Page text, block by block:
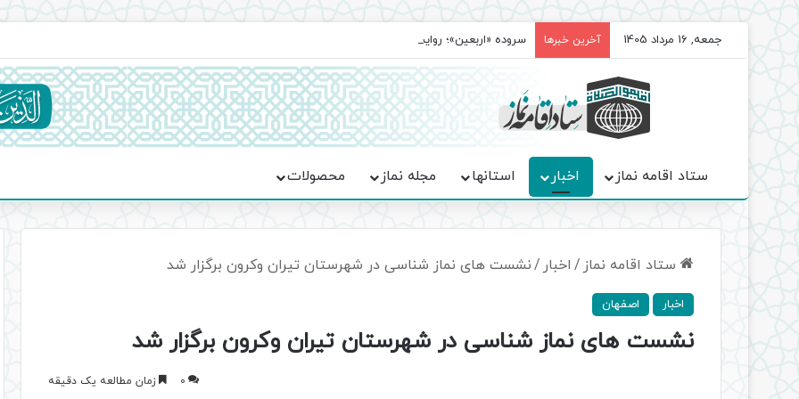
جمعه, 16 مرداد 1405 آخرین خبرها سروده‌ «اربعین»؛ روایت حماسه، استقامت و تمدن‌سازی امت اسلامی
ستاد اقامه نماز اخبار استانها مجله نماز محصولات
ستاد اقامه نماز / اخبار /نشست های نماز شناسی در شهرستان تیران وکرون برگزار شد
اخبار اصفهان
نشست های نماز شناسی در شهرستان تیران وکرون برگزار شد
0 زمان مطالعه یک دقیقه